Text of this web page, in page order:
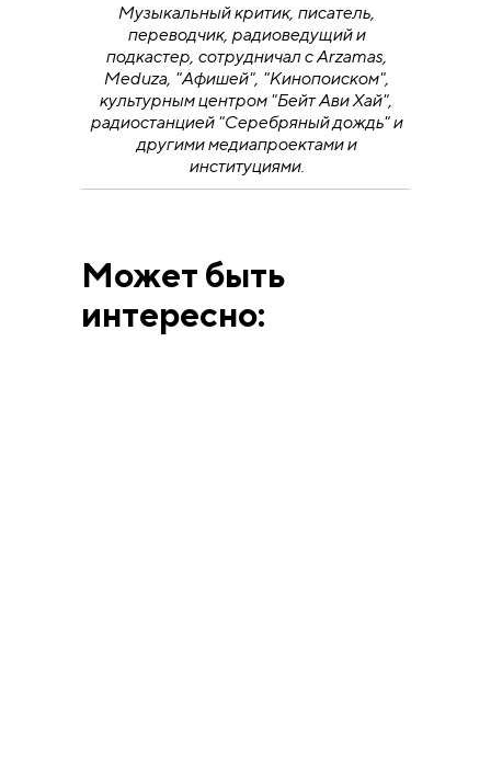
Музыкальный критик, писатель,
переводчик, радиоведущий и
подкастер, сотрудничал с Arzamas,
Meduza, "Афишей", "Кинопоиском",
культурным центром "Бейт Ави Хай",
радиостанцией "Серебряный дождь" и
другими медиапроектами и
институциями.
Может быть
интересно: